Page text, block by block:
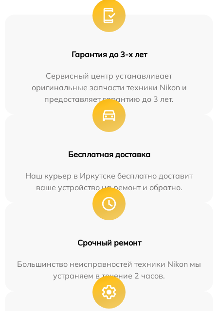
Гарантия до 3-х лет
Сервисный центр устанавливает
оригинальные запчасти техники Nikon и
предоставляет гарантию до 3 лет.
Бесплатная доставка
Наш курьер в Иркутске бесплатно доставит
ваше устройство на ремонт и обратно.
Срочный ремонт
Большинство неисправностей техники Nikon мы
устраняем в течение 2 часов.